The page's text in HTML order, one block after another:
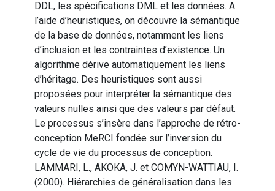
DDL, les spécifications DML et les données. A
l’aide d’heuristiques, on découvre la sémantique
de la base de données, notamment les liens
d’inclusion et les contraintes d’existence. Un
algorithme dérive automatiquement les liens
d’héritage. Des heuristiques sont aussi
proposées pour interpréter la sémantique des
valeurs nulles ainsi que des valeurs par défaut.
Le processus s’insère dans l’approche de rétro-
conception MeRCI fondée sur l’inversion du
cycle de vie du processus de conception.
LAMMARI, L., AKOKA, J. et COMYN-WATTIAU, I.
(2000). Hiérarchies de généralisation dans les